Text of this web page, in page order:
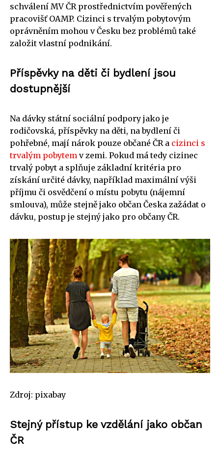
schválení MV ČR prostřednictvím pověřených
pracovišť OAMP. Cizinci s trvalým pobytovým
oprávněním mohou v Česku bez problémů také
založit vlastní podnikání.
Příspěvky na děti či bydlení jsou
dostupnější
Na dávky státní sociální podpory jako je
rodičovská, příspěvky na děti, na bydlení či
pohřebné, mají nárok pouze občané ČR a cizinci s
trvalým pobytem v zemi. Pokud má tedy cizinec
trvalý pobyt a splňuje základní kritéria pro
získání určité dávky, například maximální výši
příjmu či osvědčení o místu pobytu (nájemní
smlouva), může stejně jako občan Česka zažádat o
dávku, postup je stejný jako pro občany ČR.
Zdroj: pixabay
Stejný přístup ke vzdělání jako občan
ČR